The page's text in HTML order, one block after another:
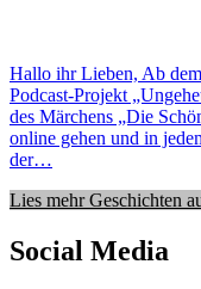
Hallo ihr Lieben, Ab
Podcast-Projekt
des Märchens „Die
online gehen und in
der…
Lies mehr Geschichten
Social Media